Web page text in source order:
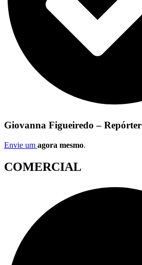
Giovanna Figueiredo – Repórter
Envie um agora mesmo.
COMERCIAL